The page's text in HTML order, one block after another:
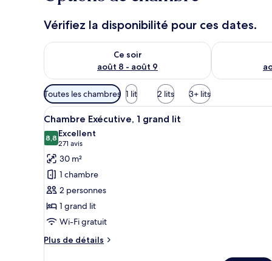
Vérifiez la disponibilité pour ces dates.
Ce soir
août 8 - août 9
Vérifier la disponibilité pour ce soir août 8 - août 9
Vérifier la
Filtres
disponibles
pour
les
chambres
Toutes les chambres 1 lit 2 lits 3+ lits
Afficher
toutes
les
photos
pour
ce
type
de
chambre :
Chambre
Une chambre d’hôtel avec
4
Chambre Exécutive, 1 grand lit
8,88,8 sur 10
Excellent
271 avis
(271 avis)
30 m²
1 chambre
2 personnes
1 grand lit
Wi-Fi gratuit
Plus de détails
Plus